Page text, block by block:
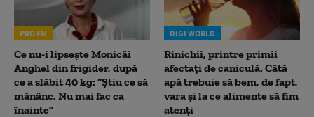
PRO FM
Ce nu-i lipsește Monicăi
Anghel din frigider, după
ce a slăbit 40 kg: “Știu ce să
mănânc. Nu mai fac ca
înainte”
DIGI WORLD
Rinichii, printre primii
afectați de caniculă. Câtă
apă trebuie să bem, de fapt,
vara și la ce alimente să fim
atenți